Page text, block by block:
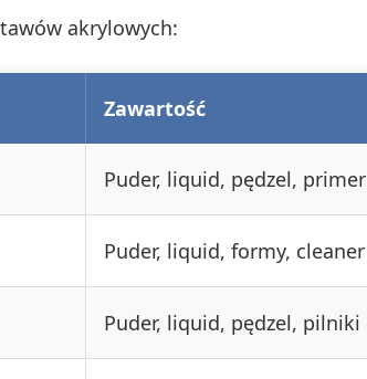
akrylowych:
Zawartość
Puder, liquid, pędzel, primer
Puder, liquid, formy, cleaner
Puder, liquid, pędzel, pilniki